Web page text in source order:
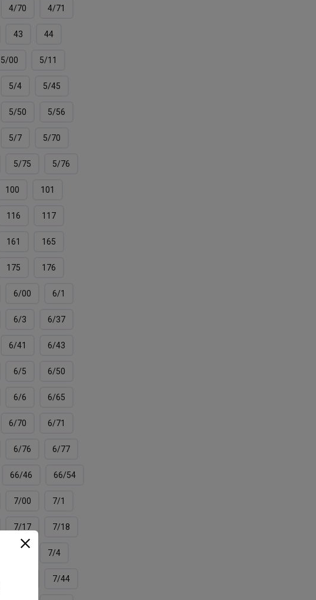
4/70 4/71
43 44
5/00 5/11
5/4 5/45
5/50 5/56
5/7 5/70
5/75 5/76
100 101
116 117
161 165
175 176
6/00 6/1
6/3 6/37
6/41 6/43
6/5 6/50
6/6 6/65
6/70 6/71
6/76 6/77
66/46 66/54
7/00 7/1
7/17 7/18
7/4
7/44